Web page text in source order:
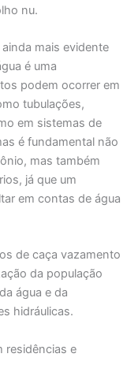
nu.
mais evidente
é uma
podem ocorrer em
tubulações,
em sistemas de
é fundamental não
mas também
já que um
em contas de água
de caça vazamento
da população
água e da
hidráulicas.
residências e